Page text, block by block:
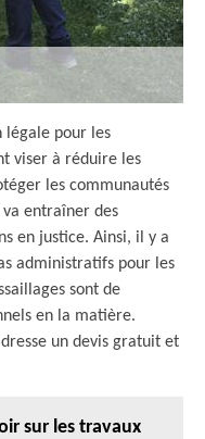
légale pour les
viser à réduire les
les communautés
va entraîner des
en justice. Ainsi, il y a
administratifs pour les
sont de
en la matière.
un devis gratuit et
sur les travaux